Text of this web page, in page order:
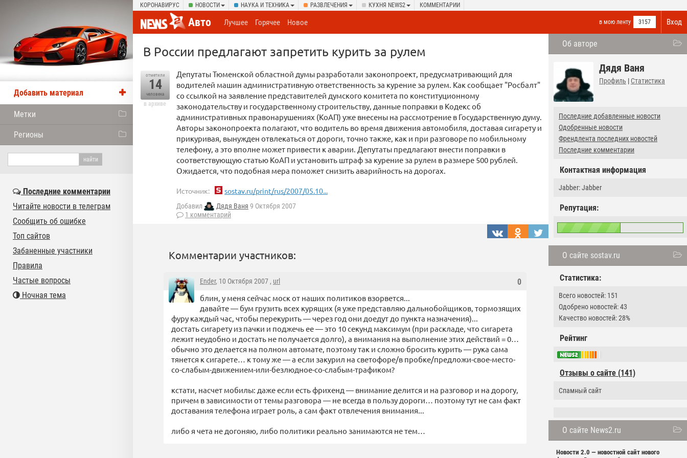
КОРОНАВИРУС НОВОСТИ НАУКА И ТЕХНИКА РАЗВЛЕЧЕНИЯ КУХНЯ NEWS2 КОММЕНТАРИИ
Вход
Авто в мою ленту 3157
Лучшее Горячее Новое
Об авторе
Дядя Ваня
Профиль | Статистика
Последние добавленные новости
Одобренные новости
Френдлента последних новостей
Последние комментарии
Контактная информация
Jabber: Jabber
Репутация:
О сайте sostav.ru
Статистика:
Всего новостей: 151
Одобрено новостей: 43
Качество новостей: 28%
Рейтинг
Отзывы о сайте (141)
Спамный сайт
О сайте News2.ru
Новости 2.0 — новостной сайт нового
В России предлагают запретить курить за рулем
отметили
14
человека
в архиве
Депутаты Тюменской областной думы разработали законопроект, предусматривающий для
водителей машин административную ответственность за курение за рулем. Как сообщает "Росбалт"
со ссылкой на заявление представителей думского комитета по конституционному
законодательству и государственному строительству, данные поправки в Кодекс об
административных правонарушениях (КоАП) уже внесены на рассмотрение в Государственную думу.
Авторы законопроекта полагают, что водитель во время движения автомобиля, доставая сигарету и
прикуривая, вынужден отвлекаться от дороги, точно также, как и при разговоре по мобильному
телефону, а это вполне может привести к аварии. Депутаты предлагают внести поправки в
соответствующую статью КоАП и установить штраф за курение за рулем в размере 500 рублей.
Ожидается, что подобная мера поможет снизить аварийность на дорогах.
Источник: sostav.ru/print/rus/2007/05.10...
Добавил Дядя Ваня 9 Октября 2007
1 комментарий
Комментарии участников:
0
Ender, 10 Октября 2007 , url
блин, у меня сейчас моск от наших политиков взорвется...
давайте — бум грузить всех курящих (я уже представляю дальнобойщиков, тормозящих
фуру каждый час, чтобы перекурить — через год они доедут до пункта назначения)...
достать сигарету из пачки и поджечь ее — это 10 секунд максимум (при раскладе, что сигарета
лежит неудобно и достать не получается долго), а внимания на выполнение этих действий = 0…
обычно это делается на полном автомате, поэтому так и сложно бросить курить — рука сама
тянется к сигарете… к тому же — а если закурил на светофоре/в пробке/предложи-свое-место-
со-слабым-движением-или-безлюдное-со-слабым-трафиком?
кстати, насчет мобилы: даже если есть фрихенд — внимание делится и на разговор и на дорогу,
причем в зависимости от темы разговора — не всегда в пользу дороги… поэтому тут не сам факт
доставания телефона играет роль, а сам факт отвлечения внимания...
либо я чета не догоняю, либо политики реально занимаются не тем…
Добавить материал
Метки
Регионы
Последние комментарии
Читайте новости в телеграм
Сообщить об ошибке
Топ сайтов
Забаненные участники
Правила
Частые вопросы
Ночная тема